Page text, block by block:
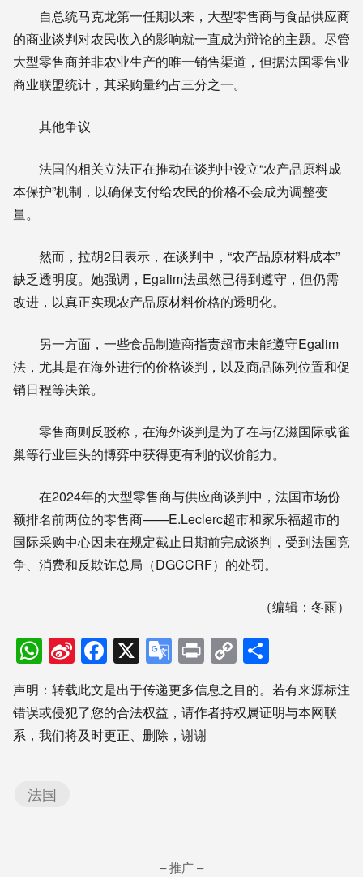
自总统马克龙第一任期以来，大型零售商与食品供应商
的商业谈判对农民收入的影响就一直成为辩论的主题。尽管
大型零售商并非农业生产的唯一销售渠道，但据法国零售业
商业联盟统计，其采购量约占三分之一。
其他争议
法国的相关立法正在推动在谈判中设立“农产品原料成
本保护”机制，以确保支付给农民的价格不会成为调整变
量。
然而，拉胡2日表示，在谈判中，“农产品原材料成本”
缺乏透明度。她强调，Egalim法虽然已得到遵守，但仍需
改进，以真正实现农产品原材料价格的透明化。
另一方面，一些食品制造商指责超市未能遵守Egalim
法，尤其是在海外进行的价格谈判，以及商品陈列位置和促
销日程等决策。
零售商则反驳称，在海外谈判是为了在与亿滋国际或雀
巢等行业巨头的博弈中获得更有利的议价能力。
在2024年的大型零售商与供应商谈判中，法国市场份
额排名前两位的零售商——E.Leclerc超市和家乐福超市的
国际采购中心因未在规定截止日期前完成谈判，受到法国竞
争、消费和反欺诈总局（DGCCRF）的处罚。
（编辑：冬雨）
WhatsApp
Sina
Weibo
Facebook
X Google
Translate
PrintCopy
Link享
声明：转载此文是出于传递更多信息之目的。若有来源标注
错误或侵犯了您的合法权益，请作者持权属证明与本网联
系，我们将及时更正、删除，谢谢
法国
– 推广 –